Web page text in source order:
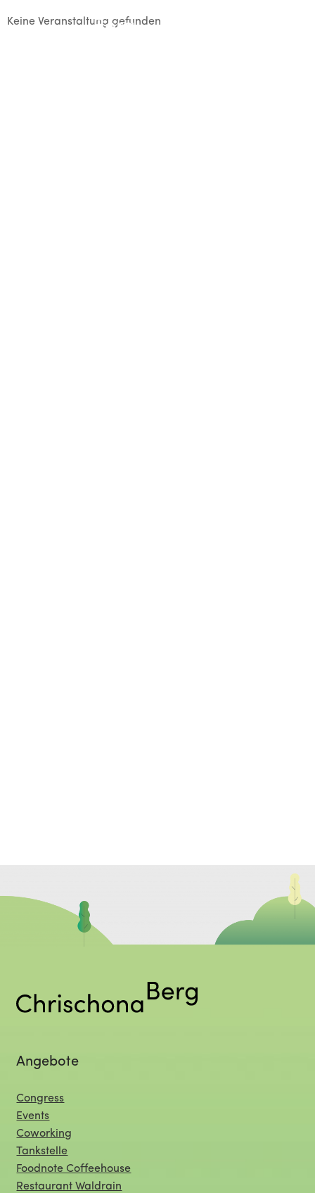
Keine Veranstaltung gefunden
Angebote
Congress
Events
Coworking
Tankstelle
Foodnote Coffeehouse
Restaurant Waldrain